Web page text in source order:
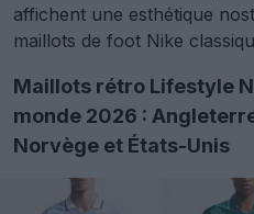
affichent une esthétique
maillots de foot Nike
Maillots rétro Lifestyle
monde 2026 :
Norvège et États-Unis